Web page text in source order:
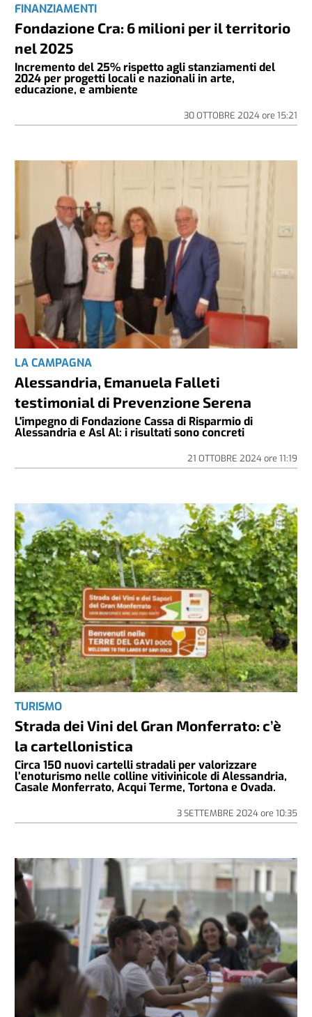
FINANZIAMENTI
Fondazione Cra: 6 milioni per il territorio
nel 2025
Incremento del 25% rispetto agli stanziamenti del
2024 per progetti locali e nazionali in arte,
educazione, e ambiente
30 OTTOBRE 2024ore 15:21
LA CAMPAGNA
Alessandria, Emanuela Falleti
testimonial di Prevenzione Serena
L'impegno di Fondazione Cassa di Risparmio di
Alessandria e Asl Al: i risultati sono concreti
21 OTTOBRE 2024ore 11:19
TURISMO
Strada dei Vini del Gran Monferrato: c’è
la cartellonistica
Circa 150 nuovi cartelli stradali per valorizzare
l’enoturismo nelle colline vitivinicole di Alessandria,
Casale Monferrato, Acqui Terme, Tortona e Ovada.
3 SETTEMBRE 2024ore 10:35